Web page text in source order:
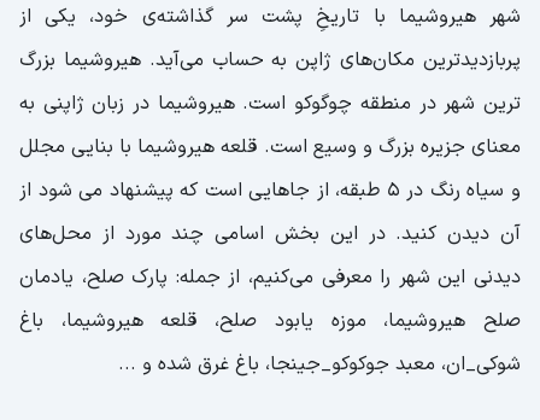
شهر هیروشیما با تاریخِ پشت سر گذاشته‌ی خود، یکی از
پربازدیدترین مکان‌های ژاپن به حساب می‌آید. هیروشیما بزرگ
ترین شهر در منطقه چوگوکو است. هیروشیما در زبان ژاپنی به
معنای جزیره بزرگ و وسیع است. قلعه هیروشیما با بنایی مجلل
و سیاه رنگ در 5 طبقه، از جاهایی است که پیشنهاد می شود از
آن دیدن کنید. در این بخش اسامی چند مورد از محل‌های
دیدنی این شهر را معرفی می‌کنیم، از جمله: پارک صلح، یادمان
صلح هیروشیما، موزه یابود صلح، قلعه هیروشیما، باغ
شوکی_ان، معبد جوکوکو_جینجا، باغ غرق شده و ...